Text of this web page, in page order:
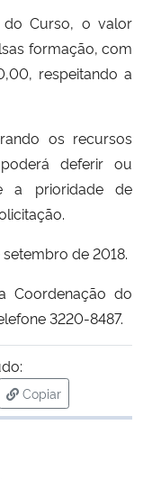
do Curso, o valor
formação, com
respeitando a
os recursos
deferir ou
a prioridade de
de 2018.
Coordenação do
3220-8487.
Copiar
para área de